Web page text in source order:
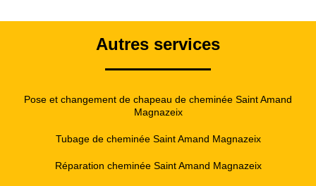
Autres services
Pose et changement de chapeau de cheminée Saint Amand
Magnazeix
Tubage de cheminée Saint Amand Magnazeix
Réparation cheminée Saint Amand Magnazeix